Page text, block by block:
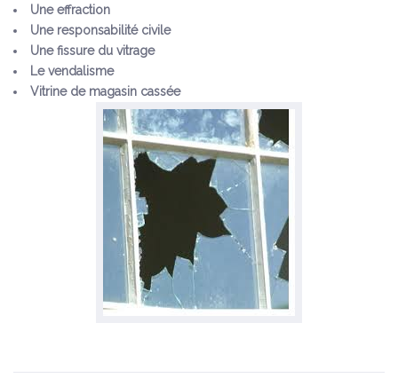
Une effraction
Une responsabilité civile
Une fissure du vitrage
Le vendalisme
Vitrine de magasin cassée